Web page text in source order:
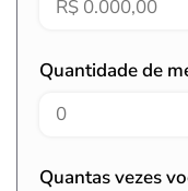
Quantidade de
Quantas vezes